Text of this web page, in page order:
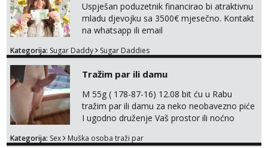
Uspješan poduzetnik financirao bi atraktivnu
mladu djevojku sa 3500€ mjesečno. Kontakt
na whatsapp ili email
Kategorija: Sugar Daddy Sugar Daddies
Tražim par ili damu
M 55g ( 178-87-16) 12.08 bit ću u Rabu
tražim par ili damu za neko neobavezno piće
I ugodno druženje Vaš prostor ili noćno
trata.vrh@gmail.com
Kategorija: Sex Muška osoba traži par